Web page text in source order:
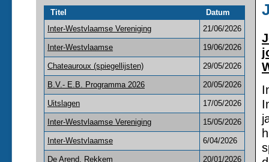
Titel
Datum
Inter-Westvlaamse Vereniging
21/06/2026
Inter-Westvlaamse 19/06/2026
Chateauroux (spiegellijsten) 29/05/2026
B.V.- E.B. Programma 2026 20/05/2026
Uitslagen 17/05/2026
Inter-Westvlaamse Vereniging 15/05/2026
Inter-Westvlaamse 6/04/2026
De Arend, Rekkem 20/01/2026